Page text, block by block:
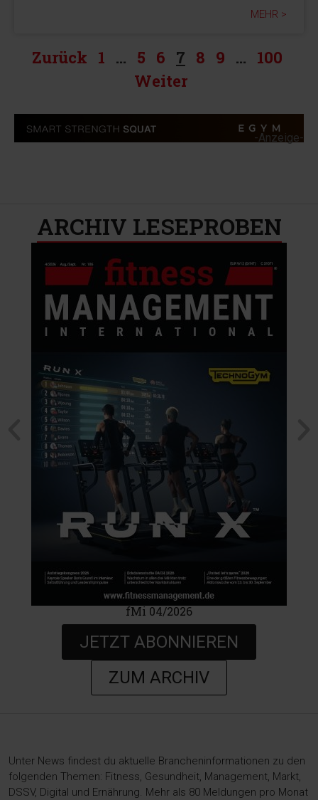
MEHR >
Zurück 1 … 5 6 7 8 9 … 100
Weiter
-Anzeige-
ARCHIV LESEPROBEN​
fMi 04/2026
JETZT ABONNIEREN
ZUM ARCHIV
Unter News findest du aktuelle Brancheninformationen zu den
folgenden Themen: Fitness, Gesundheit, Management, Markt,
DSSV, Digital und Ernährung. Mehr als 80 Meldungen pro Monat